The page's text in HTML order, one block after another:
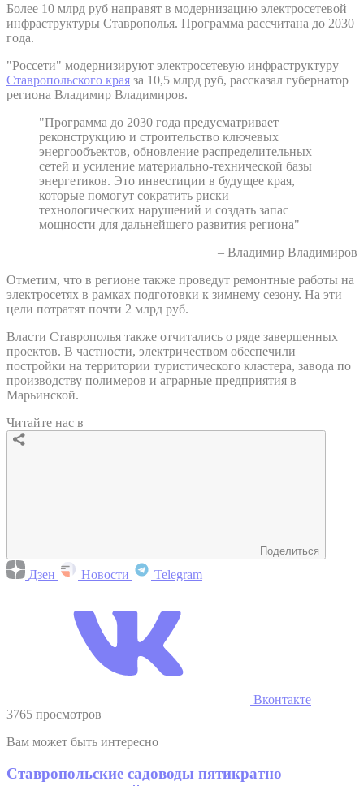
Более 10 млрд руб направят в модернизацию электросетевой
инфраструктуры Ставрополья. Программа рассчитана до 2030
года.
"Россети" модернизируют электросетевую инфраструктуру
Ставропольского края за 10,5 млрд руб, рассказал губернатор
региона Владимир Владимиров.
"Программа до 2030 года предусматривает
реконструкцию и строительство ключевых
энергообъектов, обновление распределительных
сетей и усиление материально-технической базы
энергетиков. Это инвестиции в будущее края,
которые помогут сократить риски
технологических нарушений и создать запас
мощности для дальнейшего развития региона"
– Владимир Владимиров
Отметим, что в регионе также проведут ремонтные работы на
электросетях в рамках подготовки к зимнему сезону. На эти
цели потратят почти 2 млрд руб.
Власти Ставрополья также отчитались о ряде завершенных
проектов. В частности, электричеством обеспечили
постройки на территории туристического кластера, завода по
производству полимеров и аграрные предприятия в
Марьинской.
Читайте нас в
Поделиться
Дзен Новости Telegram
Вконтакте
3765 просмотров
Вам может быть интересно
Ставропольские садоводы пятикратно